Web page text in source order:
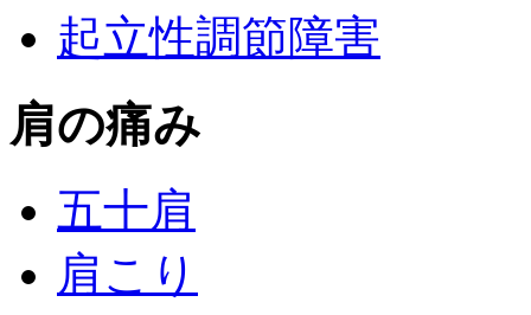
起立性調節障害
肩の痛み
五十肩
肩こり